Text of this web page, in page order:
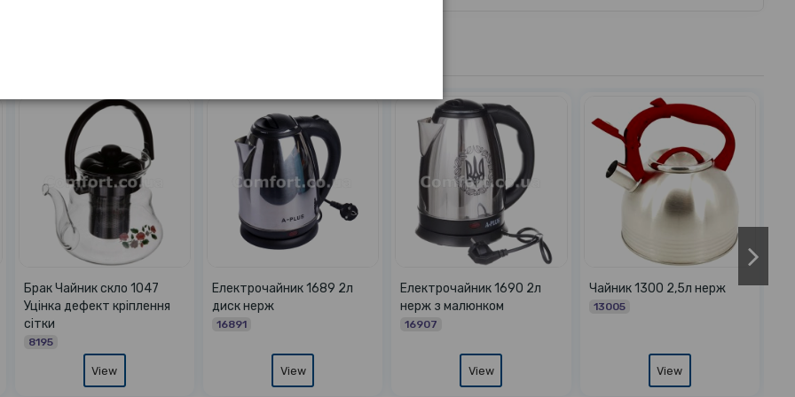
нерж
Чайник скло 1042 Уцінка
надбитий носик
Електрочайник 1688 2л
Чайник 1237 3,0л троянди
12374
Чайник 1386 3,2л